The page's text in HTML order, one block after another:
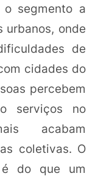
o segmento a
urbanos, onde
de
cidades do
percebem
serviços no
acabam
coletivas. O
é do que um